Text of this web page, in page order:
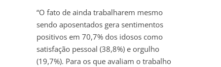
“O fato de ainda trabalharem mesmo
sendo aposentados gera sentimentos
positivos em 70,7% dos idosos como
satisfação pessoal (38,8%) e orgulho
(19,7%). Para os que avaliam o trabalho